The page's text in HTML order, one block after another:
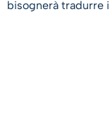
bisognerà tradurre